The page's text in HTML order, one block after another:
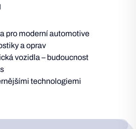
pro moderní automotive
a oprav
vozidla – budoucnost
technologiemi